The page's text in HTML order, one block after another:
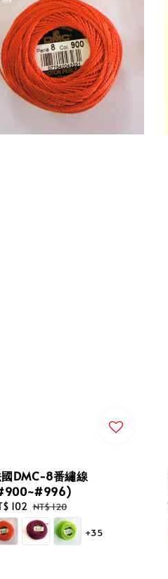
DMC-8番繡線
102 Regular
price
NT$ 120
+35